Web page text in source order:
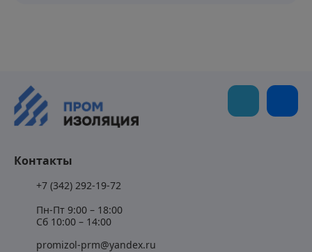
Контакты
+7 (342) 292-19-72
Пн-Пт 9:00 – 18:00
Сб 10:00 – 14:00
promizol-prm@yandex.ru